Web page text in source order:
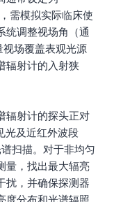
需模拟实际临床使
统调整视场角（通
视场覆盖表观光源
辐射计的入射狭
辐射计的探头正对
光及近红外波段
扫描。对于非均匀
量，找出最大辐亮
扰，并确保探测器
度分布和光谱辐照